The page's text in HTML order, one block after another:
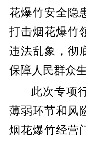
花爆竹安全隐
打击烟花爆竹
违法乱象，彻
保障人民群众
此次专项
薄弱环节和风
烟花爆竹经营